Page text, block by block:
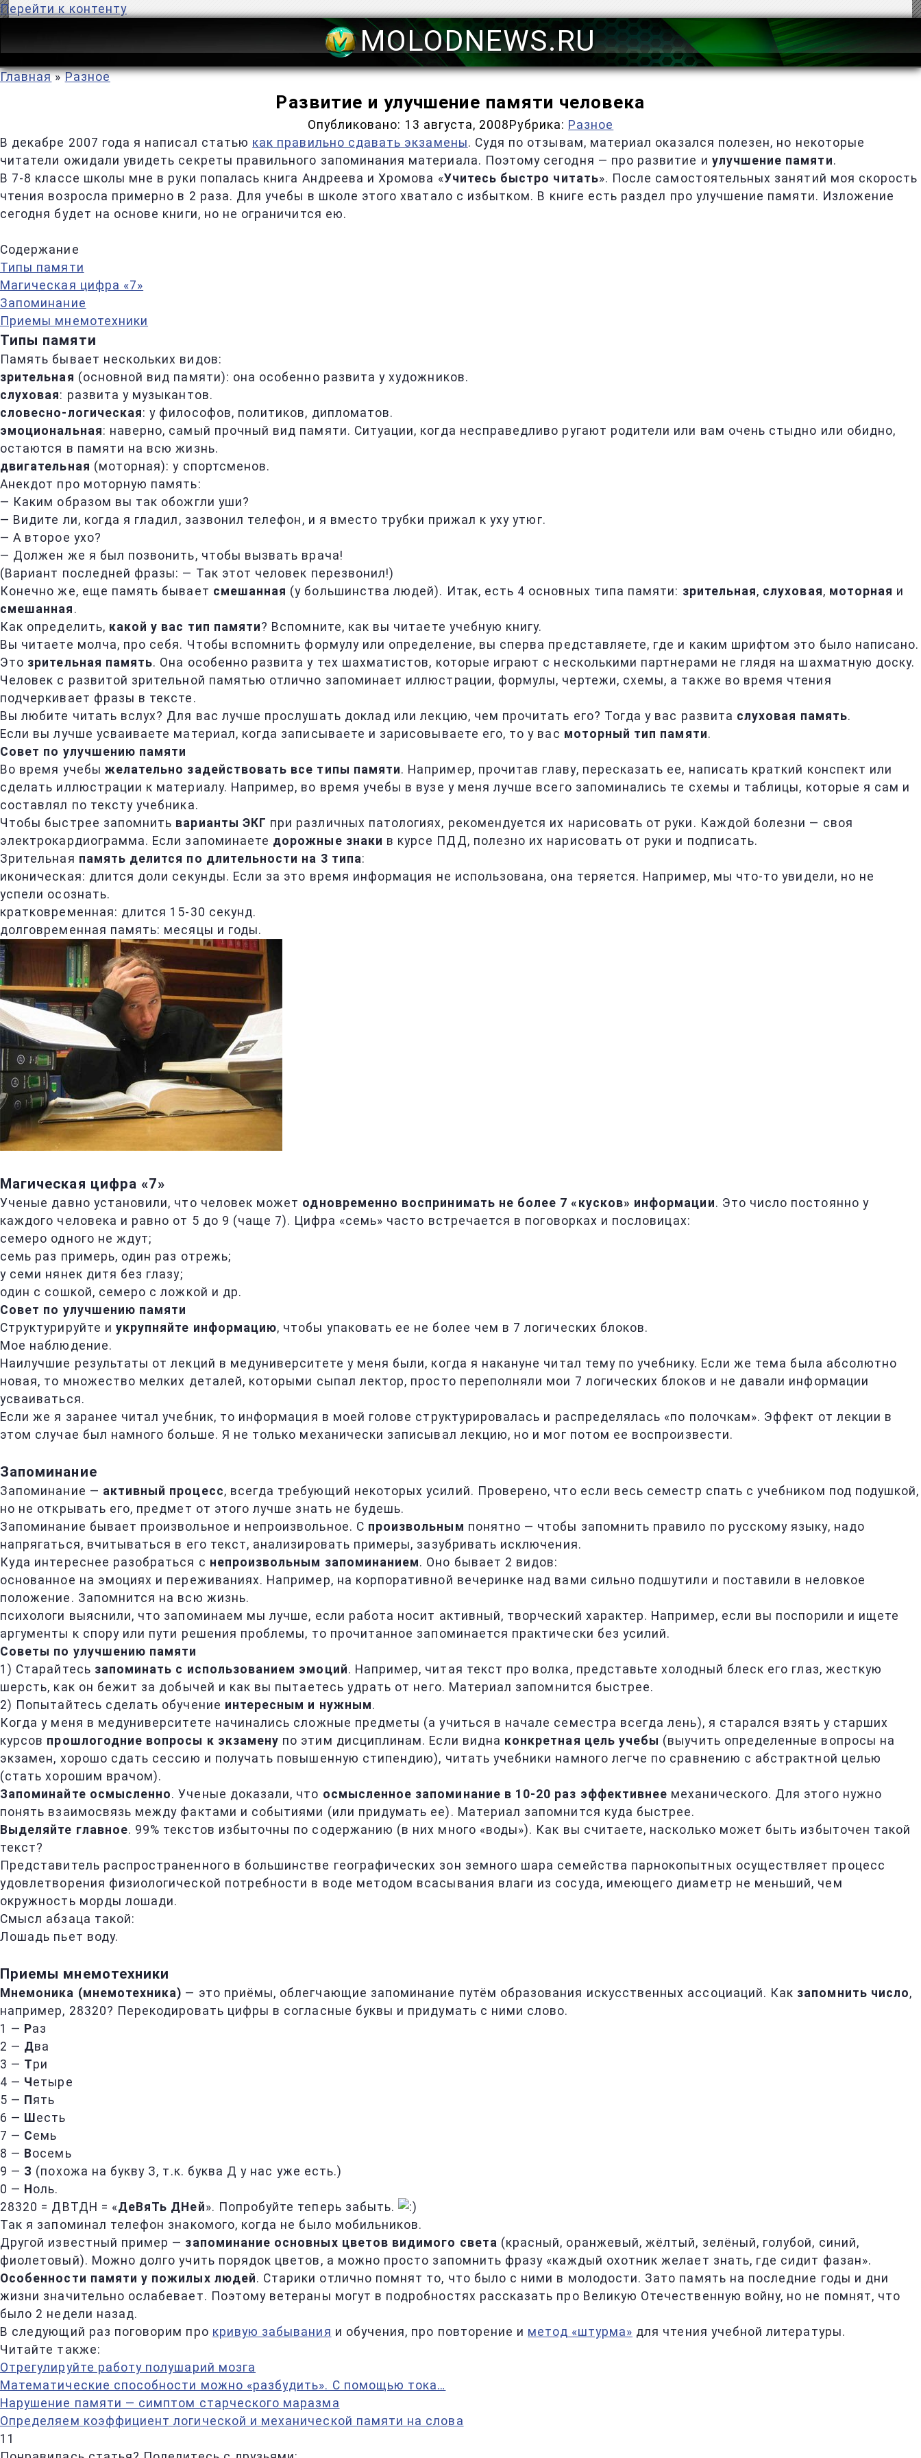
Перейти к контенту
MOLODNEWS.RU
Главная » Разное
Развитие и улучшение памяти человека
Опубликовано: 13 августа, 2008 Рубрика: Разное
В декабре 2007 года я написал статью как правильно сдавать экзамены. Судя по отзывам, материал оказался полезен, но некоторые
читатели ожидали увидеть секреты правильного запоминания материала. Поэтому сегодня — про развитие и улучшение памяти.
В 7-8 классе школы мне в руки попалась книга Андреева и Хромова «Учитесь быстро читать». После самостоятельных занятий моя скорость
чтения возросла примерно в 2 раза. Для учебы в школе этого хватало с избытком. В книге есть раздел про улучшение памяти. Изложение
сегодня будет на основе книги, но не ограничится ею.
Содержание
Типы памяти
Магическая цифра «7»
Запоминание
Приемы мнемотехники
Типы памяти
Память бывает нескольких видов:
зрительная (основной вид памяти): она особенно развита у художников.
слуховая: развита у музыкантов.
словесно-логическая: у философов, политиков, дипломатов.
эмоциональная: наверно, самый прочный вид памяти. Ситуации, когда несправедливо ругают родители или вам очень стыдно или обидно,
остаются в памяти на всю жизнь.
двигательная (моторная): у спортсменов.
Анекдот про моторную память:
— Каким образом вы так обожгли уши?
— Видите ли, когда я гладил, зазвонил телефон, и я вместо трубки прижал к уху утюг.
— А второе ухо?
— Должен же я был позвонить, чтобы вызвать врача!
(Вариант последней фразы: — Так этот человек перезвонил!)
Конечно же, еще память бывает смешанная (у большинства людей). Итак, есть 4 основных типа памяти: зрительная, слуховая, моторная и
смешанная .
Как определить, какой у вас тип памяти? Вспомните, как вы читаете учебную книгу.
Вы читаете молча, про себя. Чтобы вспомнить формулу или определение, вы сперва представляете, где и каким шрифтом это было написано.
Это зрительная память. Она особенно развита у тех шахматистов, которые играют с несколькими партнерами не глядя на шахматную доску.
Человек с развитой зрительной памятью отлично запоминает иллюстрации, формулы, чертежи, схемы, а также во время чтения
подчеркивает фразы в тексте.
Вы любите читать вслух? Для вас лучше прослушать доклад или лекцию, чем прочитать его? Тогда у вас развита слуховая память.
Если вы лучше усваиваете материал, когда записываете и зарисовываете его, то у вас моторный тип памяти.
Совет по улучшению памяти
Во время учебы желательно задействовать все типы памяти. Например, прочитав главу, пересказать ее, написать краткий конспект или
сделать иллюстрации к материалу. Например, во время учебы в вузе у меня лучше всего запоминались те схемы и таблицы, которые я сам и
составлял по тексту учебника.
Чтобы быстрее запомнить варианты ЭКГ при различных патологиях, рекомендуется их нарисовать от руки. Каждой болезни — своя
электрокардиограмма. Если запоминаете дорожные знаки в курсе ПДД, полезно их нарисовать от руки и подписать.
Зрительная память делится по длительности на 3 типа:
иконическая: длится доли секунды. Если за это время информация не использована, она теряется. Например, мы что-то увидели, но не
успели осознать.
кратковременная: длится 15-30 секунд.
долговременная память: месяцы и годы.
Магическая цифра «7»
Ученые давно установили, что человек может одновременно воспринимать не более 7 «кусков» информации. Это число постоянно у
каждого человека и равно от 5 до 9 (чаще 7). Цифра «семь» часто встречается в поговорках и пословицах:
семеро одного не ждут;
семь раз примерь, один раз отрежь;
у семи нянек дитя без глазу;
один с сошкой, семеро с ложкой и др.
Совет по улучшению памяти
Структурируйте и укрупняйте информацию, чтобы упаковать ее не более чем в 7 логических блоков.
Мое наблюдение.
Наилучшие результаты от лекций в медуниверситете у меня были, когда я накануне читал тему по учебнику. Если же тема была абсолютно
новая, то множество мелких деталей, которыми сыпал лектор, просто переполняли мои 7 логических блоков и не давали информации
усваиваться.
Если же я заранее читал учебник, то информация в моей голове структурировалась и распределялась «по полочкам». Эффект от лекции в
этом случае был намного больше. Я не только механически записывал лекцию, но и мог потом ее воспроизвести.
Запоминание
Запоминание — активный процесс, всегда требующий некоторых усилий. Проверено, что если весь семестр спать с учебником под подушкой,
но не открывать его, предмет от этого лучше знать не будешь.
Запоминание бывает произвольное и непроизвольное. С произвольным понятно — чтобы запомнить правило по русскому языку, надо
напрягаться, вчитываться в его текст, анализировать примеры, зазубривать исключения.
Куда интереснее разобраться с непроизвольным запоминанием. Оно бывает 2 видов:
основанное на эмоциях и переживаниях. Например, на корпоративной вечеринке над вами сильно подшутили и поставили в неловкое
положение. Запомнится на всю жизнь.
психологи выяснили, что запоминаем мы лучше, если работа носит активный, творческий характер. Например, если вы поспорили и ищете
аргументы к спору или пути решения проблемы, то прочитанное запоминается практически без усилий.
Советы по улучшению памяти
1) Старайтесь запоминать с использованием эмоций. Например, читая текст про волка, представьте холодный блеск его глаз, жесткую
шерсть, как он бежит за добычей и как вы пытаетесь удрать от него. Материал запомнится быстрее.
2) Попытайтесь сделать обучение интересным и нужным.
Когда у меня в медуниверситете начинались сложные предметы (а учиться в начале семестра всегда лень), я старался взять у старших
курсов прошлогодние вопросы к экзамену по этим дисциплинам. Если видна конкретная цель учебы (выучить определенные вопросы на
экзамен, хорошо сдать сессию и получать повышенную стипендию), читать учебники намного легче по сравнению с абстрактной целью
(стать хорошим врачом).
Запоминайте осмысленно. Ученые доказали, что осмысленное запоминание в 10-20 раз эффективнее механического. Для этого нужно
понять взаимосвязь между фактами и событиями (или придумать ее). Материал запомнится куда быстрее.
Выделяйте главное. 99% текстов избыточны по содержанию (в них много «воды»). Как вы считаете, насколько может быть избыточен такой
текст?
Представитель распространенного в большинстве географических зон земного шара семейства парнокопытных осуществляет процесс
удовлетворения физиологической потребности в воде методом всасывания влаги из сосуда, имеющего диаметр не меньший, чем
окружность морды лошади.
Смысл абзаца такой:
Лошадь пьет воду.
Приемы мнемотехники
Мнемоника (мнемотехника) — это приёмы, облегчающие запоминание путём образования искусственных ассоциаций. Как запомнить число,
например, 28320? Перекодировать цифры в согласные буквы и придумать с ними слово.
1 — Раз
2 — Два
3 — Три
4 — Ч етыре
5 — Пять
6 — Ш есть
7 — Семь
8 — Восемь
9 — З (похожа на букву З, т.к. буква Д у нас уже есть.)
0 — Н оль.
28320 = ДВТДН = «ДеВяТь ДНей». Попробуйте теперь забыть.
Так я запоминал телефон знакомого, когда не было мобильников.
Другой известный пример — запоминание основных цветов видимого света (красный, оранжевый, жёлтый, зелёный, голубой, синий,
фиолетовый). Можно долго учить порядок цветов, а можно просто запомнить фразу «каждый охотник желает знать, где сидит фазан».
Особенности памяти у пожилых людей. Старики отлично помнят то, что было с ними в молодости. Зато память на последние годы и дни
жизни значительно ослабевает. Поэтому ветераны могут в подробностях рассказать про Великую Отечественную войну, но не помнят, что
было 2 недели назад.
В следующий раз поговорим про кривую забывания и обучения, про повторение и метод «штурма» для чтения учебной литературы.
Читайте также:
Отрегулируйте работу полушарий мозга
Математические способности можно «разбудить». С помощью тока…
Нарушение памяти — симптом старческого маразма
Определяем коэффициент логической и механической памяти на слова
11